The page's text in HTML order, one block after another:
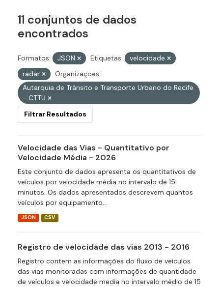
11 conjuntos de dados
encontrados
Formatos: JSON Etiquetas:
velocidade
radar
Organizações:
Autarquia de Trânsito e Transporte Urbano do Recife
- CTTU
Filtrar Resultados
Velocidade das Vias - Quantitativo por
Velocidade Média - 2026
Este conjunto de dados apresenta os quantitativos de
veículos por velocidade média no intervalo de 15
minutos. Os dados apresentados descrevem quantos
veículos por equipamento...
JSON CSV
Registro de velocidade das vias 2013 - 2016
Registro contem as informações do fluxo de veículos
das vias monitoradas com informações de quantidade
de veículos e velocidade media no intervalo médio de 15